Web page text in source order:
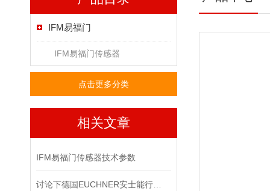
IFM易福门
IFM易福门传感器
点击更多分类
相关文章
IFM易福门传感器技术参数